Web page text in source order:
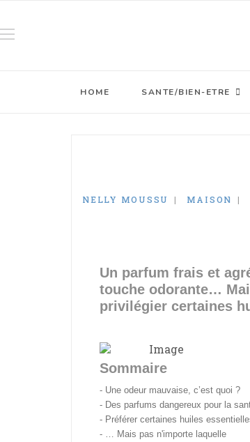
HOME SANTE/BIEN-ETRE
NELLY MOUSSU MAISON
Un parfum frais et
touche odorante…
privilégier certaines
Sommaire
- Une odeur mauvaise, c’est quoi ?
- Des parfums dangereux pour la
- Préférer certaines huiles
- … Mais pas n'importe laquelle